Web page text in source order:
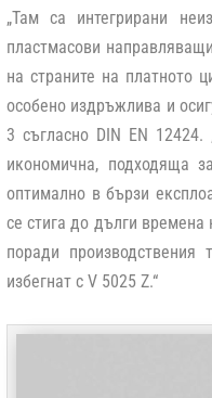
„Там са интегрирани
пластмасови
на страните на платното
особено издръжлива и
3 съгласно DIN EN
икономична, подходяща
оптимално в бързи
се стига до дълги времена
поради
избегнат с V 5025 Z.“